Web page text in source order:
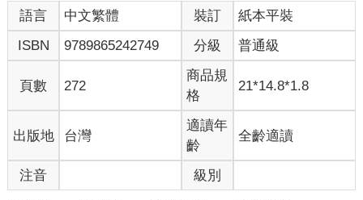
語言 中文繁體 裝訂
紙本平裝
ISBN
9789865242749 分級 普通級
頁數 272
商品規
格
21*14.8*1.8
出版地 台灣
適讀年
齡
全齡適讀
注音 級別